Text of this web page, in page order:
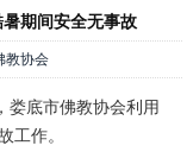
期间安全无事故
教协会
娄底市佛教协会利用
工作。